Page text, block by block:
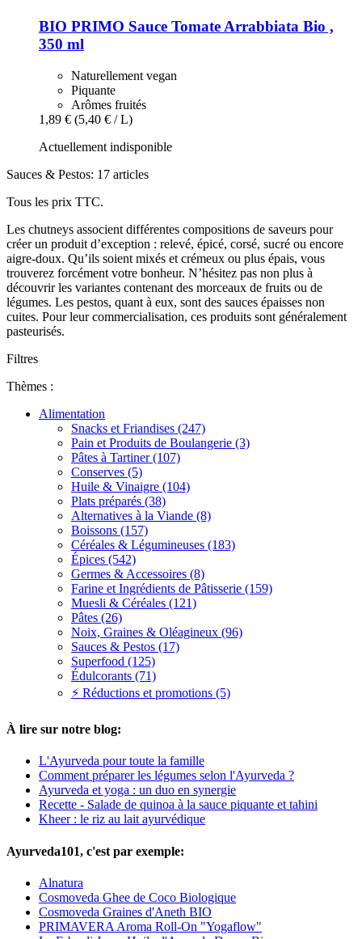
BIO PRIMO Sauce Tomate Arrabbiata Bio ,
350 ml
Naturellement vegan
Piquante
Arômes fruités
1,89 € (5,40 € / L)
Actuellement indisponible
Sauces & Pestos: 17 articles
Tous les prix TTC.
Les chutneys associent différentes compositions de saveurs pour
créer un produit d’exception : relevé, épicé, corsé, sucré ou encore
aigre-doux. Qu’ils soient mixés et crémeux ou plus épais, vous
trouverez forcément votre bonheur. N’hésitez pas non plus à
découvrir les variantes contenant des morceaux de fruits ou de
légumes. Les pestos, quant à eux, sont des sauces épaisses non
cuites. Pour leur commercialisation, ces produits sont généralement
pasteurisés.
Filtres
Thèmes :
Alimentation
Snacks et Friandises (247)
Pain et Produits de Boulangerie (3)
Pâtes à Tartiner (107)
Conserves (5)
Huile & Vinaigre (104)
Plats préparés (38)
Alternatives à la Viande (8)
Boissons (157)
Céréales & Légumineuses (183)
Épices (542)
Germes & Accessoires (8)
Farine et Ingrédients de Pâtisserie (159)
Muesli & Céréales (121)
Pâtes (26)
Noix, Graines & Oléagineux (96)
Sauces & Pestos (17)
Superfood (125)
Édulcorants (71)
⚡ Réductions et promotions (5)
À lire sur notre blog:
L'Ayurveda pour toute la famille
Comment préparer les légumes selon l'Ayurveda ?
Ayurveda et yoga : un duo en synergie
Recette - Salade de quinoa à la sauce piquante et tahini
Kheer : le riz au lait ayurvédique
Ayurveda101, c'est par exemple:
Alnatura
Cosmoveda Ghee de Coco Biologique
Cosmoveda Graines d'Aneth BIO
PRIMAVERA Aroma Roll-On "Yogaflow"